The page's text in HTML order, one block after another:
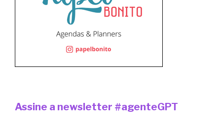
Assine a newsletter #agenteGPT